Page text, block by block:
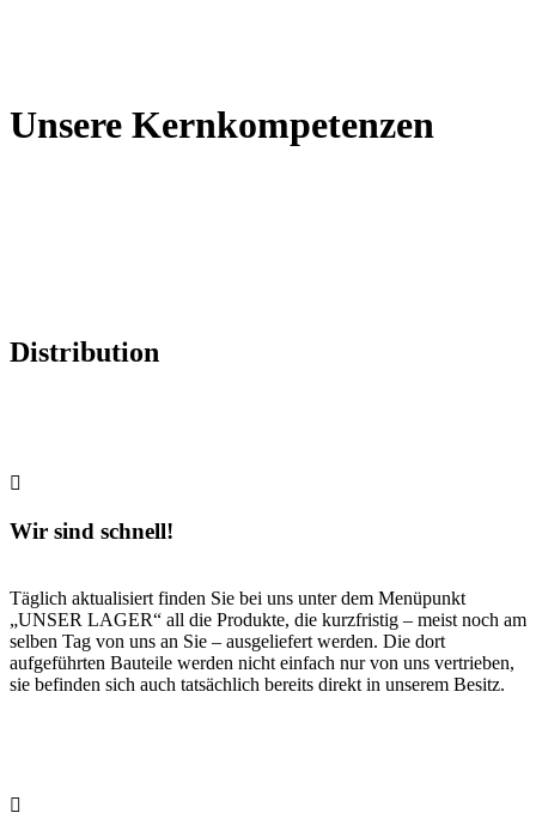
Unsere Kernkompetenzen
Distribution
Wir sind schnell!
Täglich aktualisiert finden Sie bei uns unter dem Menüpunkt
„UNSER LAGER“ all die Produkte, die kurzfristig – meist noch am
selben Tag von uns an Sie – ausgeliefert werden. Die dort
aufgeführten Bauteile werden nicht einfach nur von uns vertrieben,
sie befinden sich auch tatsächlich bereits direkt in unserem Besitz.